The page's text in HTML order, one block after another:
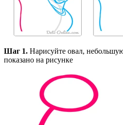
Шаг 1. Нарисуйте овал,
показано на рисунке